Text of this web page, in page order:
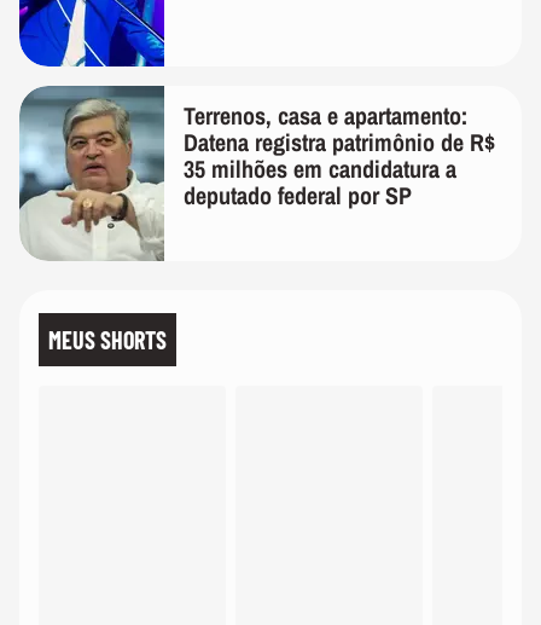
Terrenos, casa e apartamento:
Datena registra patrimônio de R$
35 milhões em candidatura a
deputado federal por SP
MEUS SHORTS